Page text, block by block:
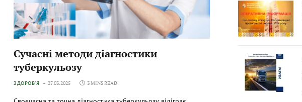
Сучасні методи діагностики
туберкульозу
ЗДОРОВ'Я 27.03.2025 3 MINS READ